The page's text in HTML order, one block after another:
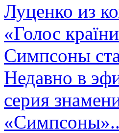
Луценко из
«Голос
Симпсоны
Недавно в
серия